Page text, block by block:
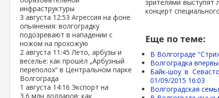
инфраструктуры
3 августа 12:53 Агрессия на фоне
опьянения: волгоградку
подозревают в нападении с
ножом на прохожую
2 августа 11:45Лето, арбузы и
веселье: как прошёл „Арбузный
переполох“ в Центральном парке
Волгограда
1 августа 14:16 Экспорт на
3,6 млн долларов: как
зрителями выступят
концерт
Еще по теме:
В Волгограде
Волгоградка
Байк-шоу в
01/09/2015 16:03
Волгоградская